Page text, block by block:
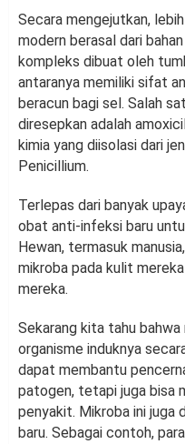
Secara mengejutkan,
modern berasal dari
kompleks dibuat oleh
antaranya memiliki sifat
beracun bagi sel. Salah
diresepkan adalah
kimia yang diisolasi dari
Penicillium.
Terlepas dari banyak
obat anti-infeksi baru
Hewan, termasuk
mikroba pada kulit
mereka.
Sekarang kita tahu
organisme induknya
dapat membantu
patogen, tetapi juga bisa
penyakit. Mikroba ini juga
baru. Sebagai contoh,